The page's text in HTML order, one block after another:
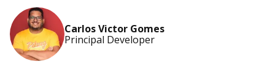
Carlos Victor Gomes
Principal Developer